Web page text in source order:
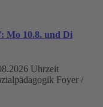
Mo 10.8. und Di
Uhrzeit
Foyer /